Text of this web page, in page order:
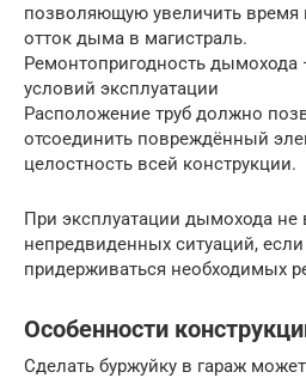
позволяющую увеличить время
отток дыма в магистраль.
Ремонтопригодность
условий эксплуатации
Расположение труб должно
отсоединить повреждённый
целостность всей конструкции.
При эксплуатации дымохода не
непредвиденных ситуаций,
придерживаться необходимых
Особенности
Сделать буржуйку в гараж